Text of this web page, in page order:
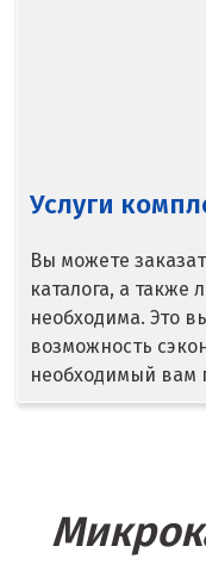
Тверь
Тобольск
Тольятти
Тула
Услуги
Вы можете
каталога, а также
необходима. Это
возможность
необходимый вам